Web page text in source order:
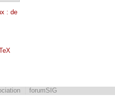
: de
forumSIG